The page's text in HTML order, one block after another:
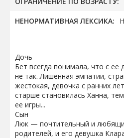
НЕНОРМАТИВНАЯ ЛЕКСИКА:
Дочь
Бет всегда понимала, что с
не так. Лишенная эмпатии,
жестокая, девочка с ранних
старше становилась Ханна,
ее игры...
Сын
Люк — почтительный и
родителей, и его девушка